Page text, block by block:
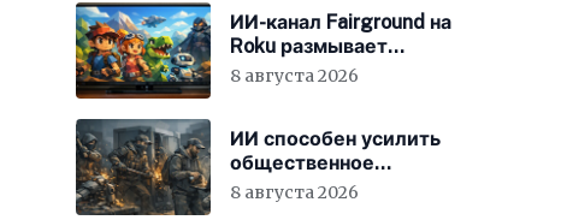
ИИ-канал Fairground на
Roku размывает
стандарты стриминга
8 августа 2026
ИИ способен усилить
общественное
недовольство во всём
8 августа 2026